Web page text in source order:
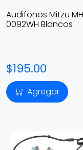
Audifonos Mitzu
0092WH Blancos
$195.00
Agregar